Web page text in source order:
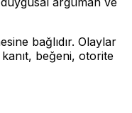
bağlıdır. Olaylar
kanıt, beğeni, otorite